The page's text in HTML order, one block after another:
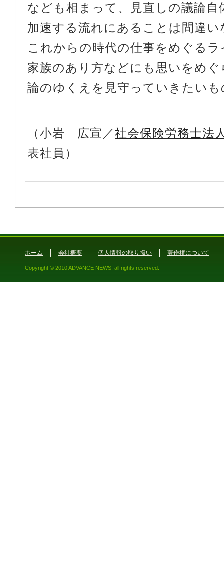
なども相まって、見直しの議論自
加速する流れにあることは間違
これからの時代の仕事をめぐる
家族のあり方などにも思いをめ
論のゆくえを見守っていきたい
（小岩 広宣／社会保険労務士法
表社員）
ホーム 会社概要 個人情報の取り扱い 著作権について
Copyright © 2010 ADVANCE NEWS. all rights reserved.